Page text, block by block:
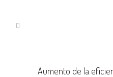
Aumento de la